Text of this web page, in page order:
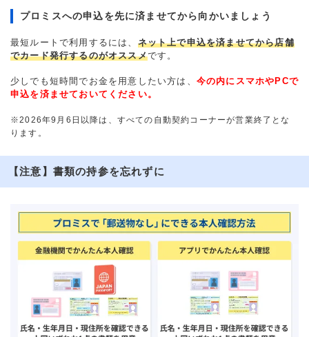
プロミスへの申込を先に済ませてから向かいましょう
最短ルートで利用するには、 ネット上で申込を済ませてから店舗
でカード発行するのがオススメです。
少しでも短時間でお金を用意したい方は、 今の内にスマホやPCで
申込を済ませておいてください。
※2026年9月6日以降は、すべての自動契約コーナーが営業終了とな
ります。
【注意】書類の持参を忘れずに